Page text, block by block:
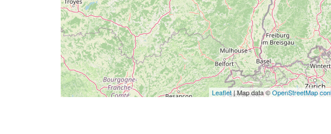
Leaflet| Map data ©OpenStreetMap